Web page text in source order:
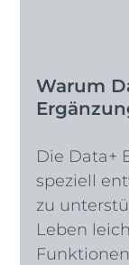
Warum
Die Data+
speziell
zu
Leben